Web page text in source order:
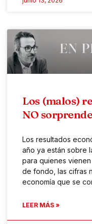
Los (malos)
NO
Los resultados
año ya están sobre
para quienes
de fondo, las cifras
economía que se
LEER MÁS »